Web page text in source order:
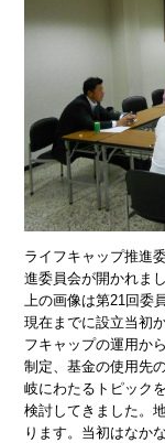
ライフキャップ推進
進委員会が開かれまし
上の画像は第21回委
現在までに設立当初
フキャップの運用か
制定、基金の使用先
岐にわたるトピック
検討してきました。
ります。当初はなか